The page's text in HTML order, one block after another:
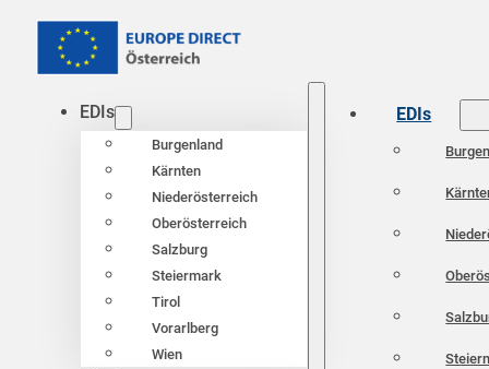
EDIs
Burgenland
Kärnten
Niederösterreich
Oberösterreich
Salzburg
Steiermark
Tirol
Vorarlberg
Wien
EDIs